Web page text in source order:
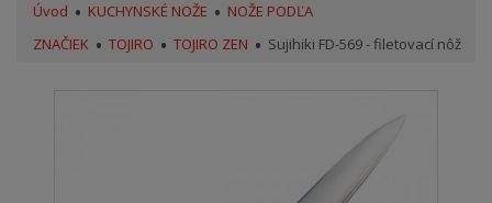
Úvod KUCHYNSKÉ NOŽE
NOŽE PODĽA
ZNAČIEK
TOJIRO TOJIRO ZEN Sujihiki FD-569 - filetovací nôž